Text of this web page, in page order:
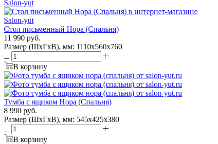
Стол письменный Нора (Спальня)
11 990 руб.
Размер (ШхГхВ), мм: 1110х560х760
В корзину
Тумба с ящиком Нора (Спальня)
8 990 руб.
Размер (ШхГхВ), мм: 545х425х380
В корзину